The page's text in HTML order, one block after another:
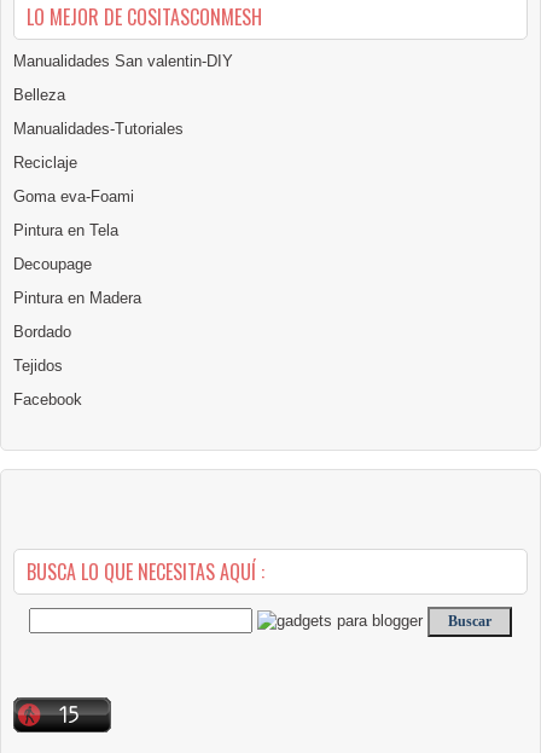
LO MEJOR DE COSITASCONMESH
Manualidades San valentin-DIY
Belleza
Manualidades-Tutoriales
Reciclaje
Goma eva-Foami
Pintura en Tela
Decoupage
Pintura en Madera
Bordado
Tejidos
Facebook
BUSCA LO QUE NECESITAS AQUÍ :